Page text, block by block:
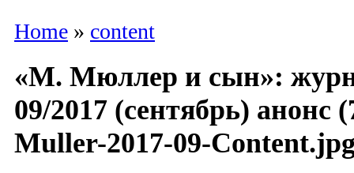
Home » content
«М. Мюллер и сын»:
09/2017 (сентябрь) анонс
Muller-2017-09-